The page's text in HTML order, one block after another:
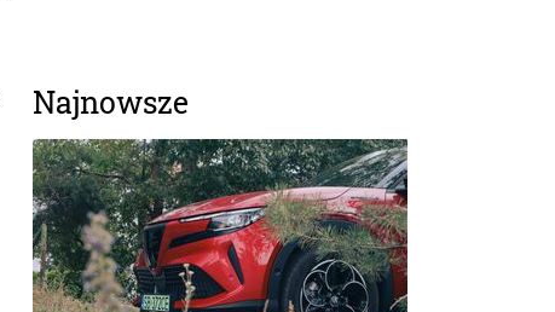
Najnowsze